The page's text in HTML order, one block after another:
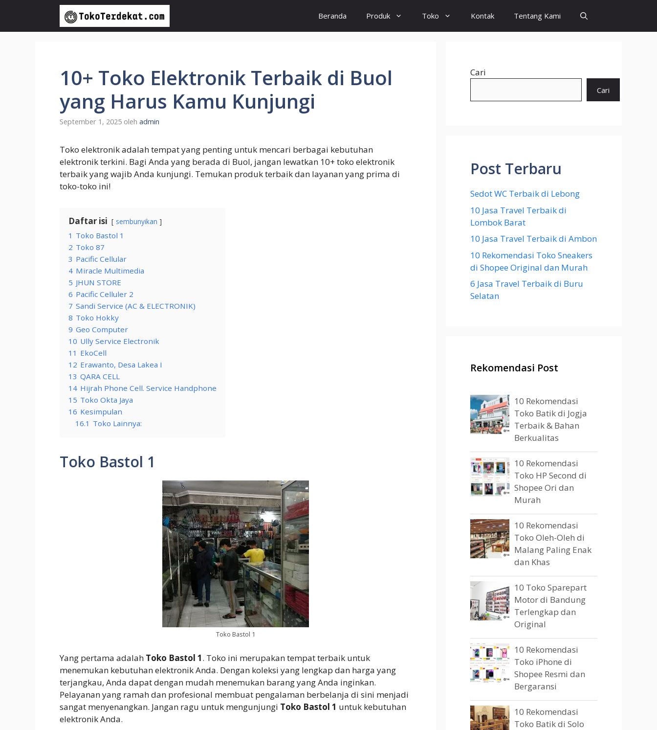
isi
Beranda Produk Toko Kontak Tentang Kami
10+ Toko Elektronik Terbaik di Buol
yang Harus Kamu Kunjungi
September 1, 2025 oleh admin
Toko elektronik adalah tempat yang penting untuk mencari berbagai kebutuhan
elektronik terkini. Bagi Anda yang berada di Buol, jangan lewatkan 10+ toko elektronik
terbaik yang wajib Anda kunjungi. Temukan produk terbaik dan layanan yang prima di
toko-toko ini!
Daftar isi sembunyikan
1 Toko Bastol 1
2 Toko 87
3 Pacific Cellular
4 Miracle Multimedia
5 JHUN STORE
6 Pacific Celluler 2
7 Sandi Service (AC & ELECTRONIK)
8 Toko Hokky
9 Geo Computer
10 Ully Service Electronik
11 EkoCell
12 Erawanto, Desa Lakea I
13 QARA CELL
14 Hijrah Phone Cell. Service Handphone
15 Toko Okta Jaya
16 Kesimpulan
16.1 Toko Lainnya:
Toko Bastol 1
Toko Bastol 1
Yang pertama adalah Toko Bastol 1. Toko ini merupakan tempat terbaik untuk
menemukan kebutuhan elektronik Anda. Dengan koleksi yang lengkap dan harga yang
terjangkau, Anda dapat dengan mudah menemukan barang yang Anda inginkan.
Pelayanan yang ramah dan profesional membuat pengalaman berbelanja di sini menjadi
sangat menyenangkan. Jangan ragu untuk mengunjungi Toko Bastol 1 untuk kebutuhan
elektronik Anda.
Cari
Cari
Post Terbaru
Sedot WC Terbaik di Lebong
10 Jasa Travel Terbaik di
Lombok Barat
10 Jasa Travel Terbaik di Ambon
10 Rekomendasi Toko Sneakers
di Shopee Original dan Murah
6 Jasa Travel Terbaik di Buru
Selatan
Rekomendasi Post
10 Rekomendasi
Toko Batik di Jogja
Terbaik & Bahan
Berkualitas
10 Rekomendasi
Toko HP Second di
Shopee Ori dan
Murah
10 Rekomendasi
Toko Oleh-Oleh di
Malang Paling Enak
dan Khas
10 Toko Sparepart
Motor di Bandung
Terlengkap dan
Original
10 Rekomendasi
Toko iPhone di
Shopee Resmi dan
Bergaransi
10 Rekomendasi
Toko Batik di Solo